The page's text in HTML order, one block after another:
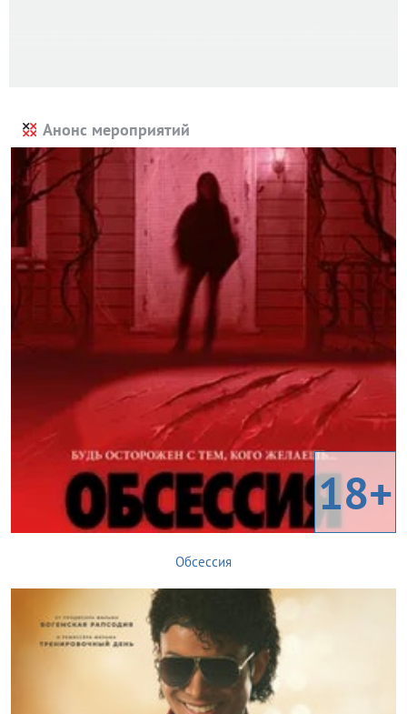
Анонс мероприятий
18+
Обсессия